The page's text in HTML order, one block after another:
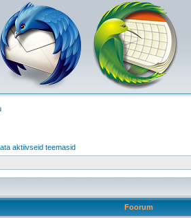
aktiivseid teemasid
Foorum